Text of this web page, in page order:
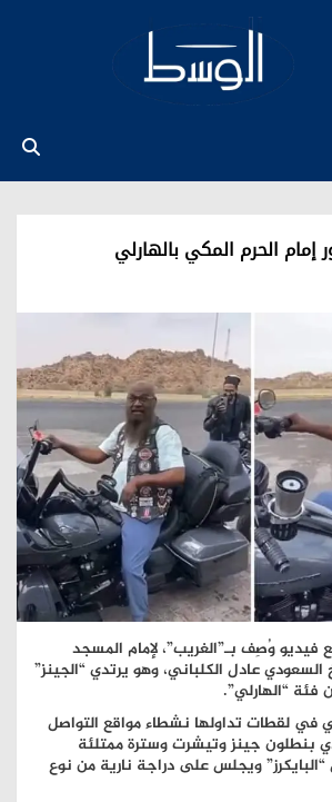
الحرم المكي بالهارلي
وُصِف بـ”الغريب”، لإمام المسجد
السعودي عادل الكلباني، وهو يرتدي “الجينز”
فئة “الهارلي”.
في لقطات تداولها نشطاء مواقع التواصل
بنطلون جينز وتيشرت وسترة ممتلئة
“البايكرز” ويجلس على دراجة نارية من نوع